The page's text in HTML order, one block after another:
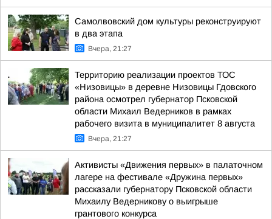
Самолвовский дом культуры реконструируют
в два этапа
Вчера, 21:27
Территорию реализации проектов ТОС
«Низовицы» в деревне Низовицы Гдовского
района осмотрел губернатор Псковской
области Михаил Ведерников в рамках
рабочего визита в муниципалитет 8 августа
Вчера, 21:27
Активисты «Движения первых» в палаточном
лагере на фестивале «Дружина первых»
рассказали губернатору Псковской области
Михаилу Ведерникову о выигрыше
грантового конкурса